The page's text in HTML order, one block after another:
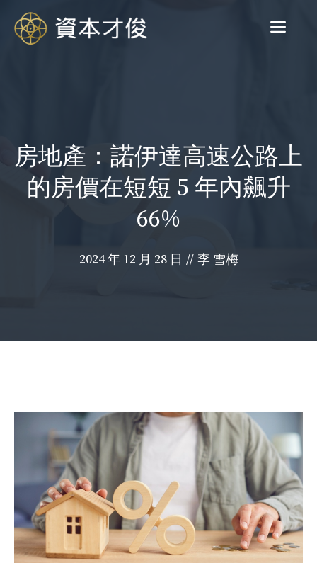
菜
房地產：諾伊達高速公路上
的房價在短短 5 年內飆升
66%
2024 年 12 月 28 日 // 李 雪梅